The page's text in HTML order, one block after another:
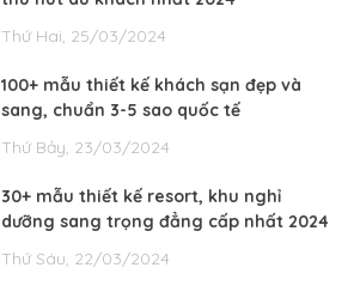
Thứ Hai, 25/03/2024
100+ mẫu thiết kế khách sạn đẹp và
sang, chuẩn 3-5 sao quốc tế
Thứ Bảy, 23/03/2024
30+ mẫu thiết kế resort, khu nghỉ
dưỡng sang trọng đẳng cấp nhất 2024
Thứ Sáu, 22/03/2024